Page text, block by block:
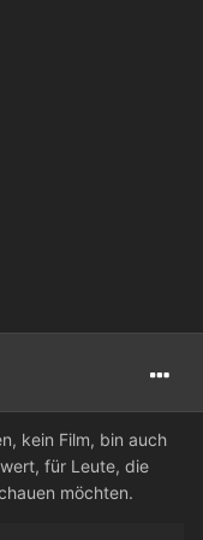
kein Film, bin auch
für Leute, die
möchten.